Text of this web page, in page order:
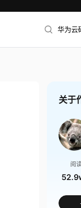
华为云
关于
阅